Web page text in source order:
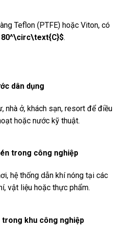
Teflon (PTFE) hoặc Viton, có
.
dân dụng
nhà ở, khách sạn, resort để điều
hoặc nước kỹ thuật.
trong công nghiệp
hệ thống dẫn khí nóng tại các
vật liệu hoặc thực phẩm.
trong khu công nghiệp